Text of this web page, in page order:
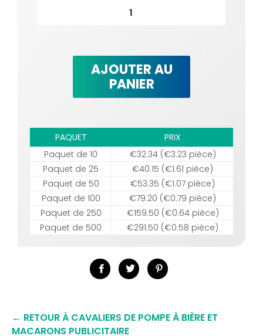
AJOUTER AU
PANIER
PAQUET
PRIX
Paquet de 10
€32.34 (€3.23 pièce)
Paquet de 25
€40.15 (€1.61 pièce)
Paquet de 50
€53.35 (€1.07 pièce)
Paquet de 100
€79.20 (€0.79 pièce)
Paquet de 250
€159.50 (€0.64 pièce)
Paquet de 500
€291.50 (€0.58 pièce)
PartagerTweeterÉpingler
← RETOUR À CAVALIERS DE POMPE À BIÈRE ET
MACARONS PUBLICITAIRE